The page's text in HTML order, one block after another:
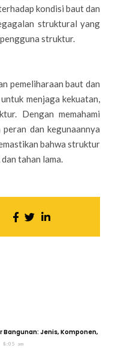
kondisi baut dan
struktural yang
struktur.
pemeliharaan baut dan
menjaga kekuatan,
Dengan memahami
dan kegunaannya
bahwa struktur
tahan lama.
Bangunan: Jenis, Komponen,
8:05 am